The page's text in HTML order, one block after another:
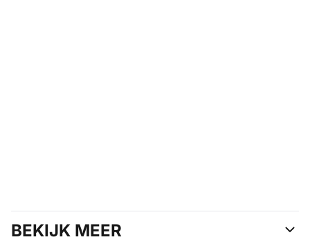
BEKIJK MEER